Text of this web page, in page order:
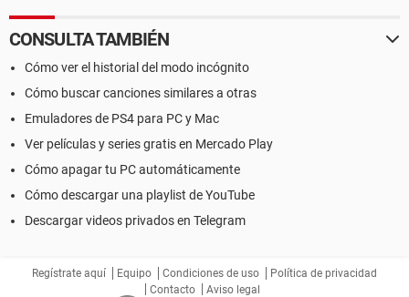
CONSULTA TAMBIÉN
Cómo ver el historial del modo incógnito
Cómo buscar canciones similares a otras
Emuladores de PS4 para PC y Mac
Ver películas y series gratis en Mercado Play
Cómo apagar tu PC automáticamente
Cómo descargar una playlist de YouTube
Descargar videos privados en Telegram
Regístrate aquí Equipo Condiciones de uso
Política de privacidad
Contacto
Aviso legal